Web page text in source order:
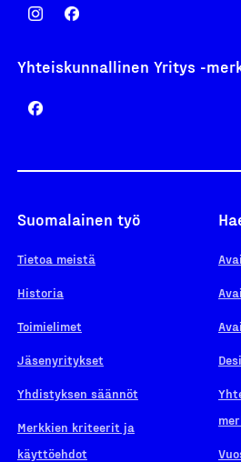
Yhteiskunnallinen Yritys -
Suomalainen työ
Tietoa meistä
Historia
Toimielimet
Jäsenyritykset
Yhdistyksen säännöt
Merkkien kriteerit ja
käyttöehdot